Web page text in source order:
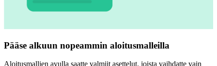
Pääse alkuun nopeammin aloitusmalleilla
Aloitusmallien avulla saatte valmiit asettelut, joista vaihdatte vain